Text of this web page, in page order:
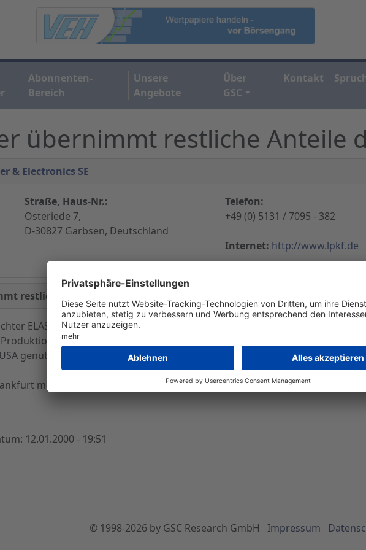
Abonnenten-
Bereich
Unsere
Angebote
Über
GSC
Kontakt
übernimmt restliche Anteile
& Electronics SE
Straße, Haus-Nr.:
Osteriede 7,
D-30827 Garbsen, Deutschland
Telefon:
+49 (0) 5131 / 7095 - 382
Internet: http://www.lpkf.de
restliche Anteile der A- - ELASER GmbH 100% ige Tochter der LPKF
ELASER GmbH übernimmt LPKF Laser die restlichen 80 Prozent der A-
aktiv ist, soll als Basis zur Markteinführung der neuen LPKF
genutzt werden. Für das Geschäftsjahr 1999 wird ein Umsatz von ca. 1,4
mit einem minus von 2 Euro bei 123.00 Euro.
12.01.2000 - 19:51
© 1998-2026by GSC Research GmbH Impressum